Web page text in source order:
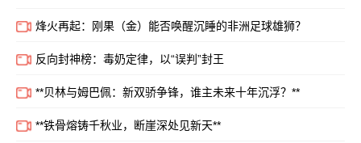
烽火再起：刚果（金）能否唤醒沉睡的非洲足球雄狮？
反向封神榜：毒奶定律，以“误判”封王
**贝林与姆巴佩：新双骄争锋，谁主未来十年沉浮？**
**铁骨熔铸千秋业，断崖深处见新天**